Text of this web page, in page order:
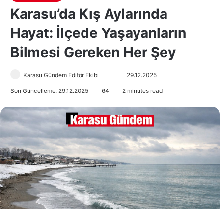
Karasu’da Kış Aylarında
Hayat: İlçede Yaşayanların
Bilmesi Gereken Her Şey
Karasu Gündem Editör Ekibi
o
w
n
X
-
p
o
s
t
g
ö
29.12.2025
Son Güncelleme: 29.12.2025 64 2 minutes read